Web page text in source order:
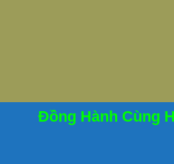
Đồng Hành Cùng